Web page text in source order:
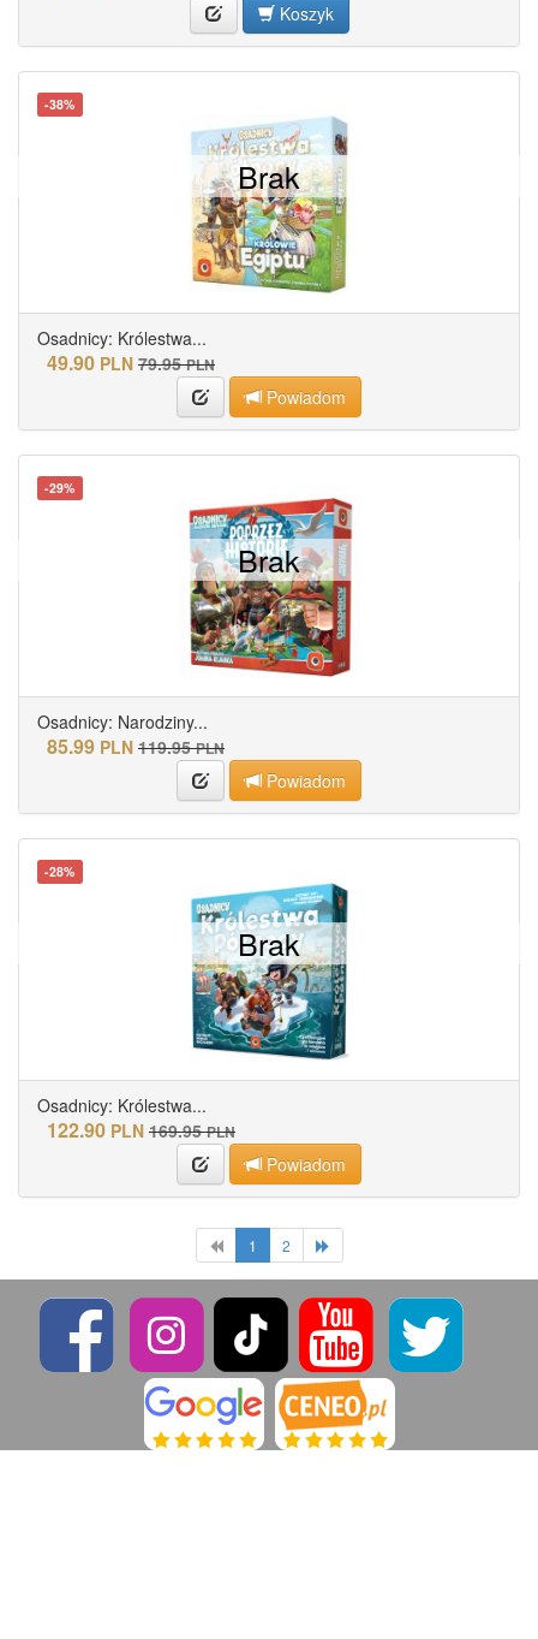
Koszyk
-38%
Osadnicy: Królestwa...
49.90 PLN 79.95 PLN
Powiadom
Brak
-29%
Osadnicy: Narodziny...
85.99 PLN 119.95 PLN
Powiadom
Brak
-28%
Osadnicy: Królestwa...
122.90 PLN 169.95 PLN
Powiadom
Brak
1 2